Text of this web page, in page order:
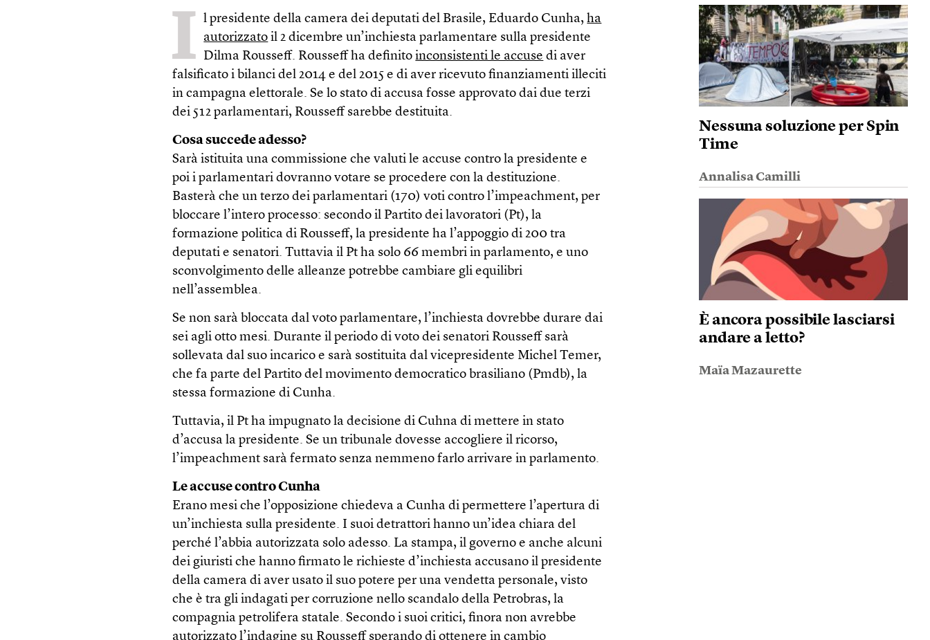
I l presidente della camera dei deputati del Brasile, Eduardo Cunha,ha
autorizzato il 2 dicembre un’inchiesta parlamentare sulla presidente
Dilma Rousseff. Rousseff ha definitoinconsistenti le accuse di aver
falsificato i bilanci del 2014 e del 2015 e di aver ricevuto finanziamenti illeciti
in campagna elettorale. Se lo stato di accusa fosse approvato dai due terzi
dei 512 parlamentari, Rousseff sarebbe destituita.
Cosa succede adesso?
Sarà istituita una commissione che valuti le accuse contro la presidente e
poi i parlamentari dovranno votare se procedere con la destituzione.
Basterà che un terzo dei parlamentari (170) voti contro l’impeachment, per
bloccare l’intero processo: secondo il Partito dei lavoratori (Pt), la
formazione politica di Rousseff, la presidente ha l’appoggio di 200 tra
deputati e senatori. Tuttavia il Pt ha solo 66 membri in parlamento, e uno
sconvolgimento delle alleanze potrebbe cambiare gli equilibri
nell’assemblea.
Se non sarà bloccata dal voto parlamentare, l’inchiesta dovrebbe durare dai
sei agli otto mesi. Durante il periodo di voto dei senatori Rousseff sarà
sollevata dal suo incarico e sarà sostituita dal vicepresidente Michel Temer,
che fa parte del Partito del movimento democratico brasiliano (Pmdb), la
stessa formazione di Cunha.
Tuttavia, il Pt ha impugnato la decisione di Cuhna di mettere in stato
d’accusa la presidente. Se un tribunale dovesse accogliere il ricorso,
l’impeachment sarà fermato senza nemmeno farlo arrivare in parlamento.
Le accuse contro Cunha
Erano mesi che l’opposizione chiedeva a Cunha di permettere l’apertura di
un’inchiesta sulla presidente. I suoi detrattori hanno un’idea chiara del
perché l’abbia autorizzata solo adesso. La stampa, il governo e anche alcuni
dei giuristi che hanno firmato le richieste d’inchiesta accusano il presidente
della camera di aver usato il suo potere per una vendetta personale, visto
che è tra gli indagati per corruzione nello scandalo della Petrobras, la
compagnia petrolifera statale. Secondo i suoi critici, finora non avrebbe
autorizzato l’indagine su Rousseff sperando di ottenere in cambio
Nessuna soluzione per Spin
Time
Annalisa Camilli
È ancora possibile lasciarsi
andare a letto?
Maïa Mazaurette